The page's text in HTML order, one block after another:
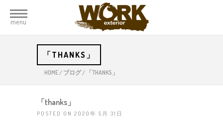
menu
「THANKS」
HOME/ ブログ/ 「THANKS」
「thanks」
POSTED ON 2020年 5月 31日